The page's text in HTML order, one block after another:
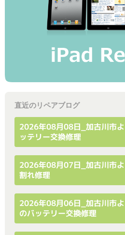
直近のリペアブログ
2026年08月08日_加古川市
ッテリー交換修理
2026年08月07日_加古川市
割れ修理
2026年08月06日_加古川市
のバッテリー交換修理